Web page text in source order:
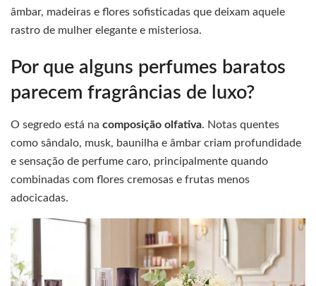
âmbar, madeiras e flores sofisticadas que deixam aquele
rastro de mulher elegante e misteriosa.
Por que alguns perfumes baratos
parecem fragrâncias de luxo?
O segredo está na composição olfativa. Notas quentes
como sândalo, musk, baunilha e âmbar criam profundidade
e sensação de perfume caro, principalmente quando
combinadas com flores cremosas e frutas menos
adocicadas.